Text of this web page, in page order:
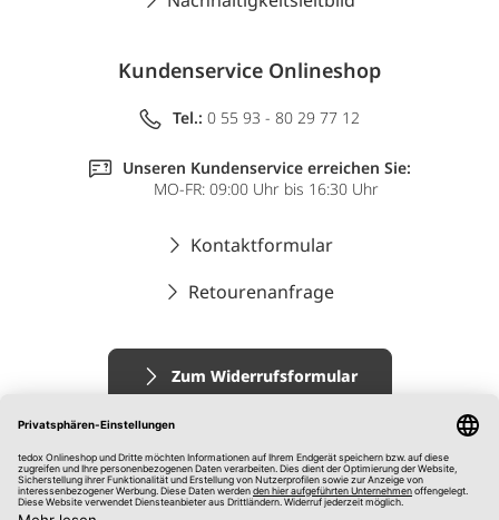
Kundenservice Onlineshop
Tel.: 0 55 93 - 80 29 77 12
Unseren Kundenservice erreichen Sie:
MO-FR: 09:00 Uhr bis 16:30 Uhr
Kontaktformular
Retourenanfrage
Zum Widerrufsformular
Impressum
AGB